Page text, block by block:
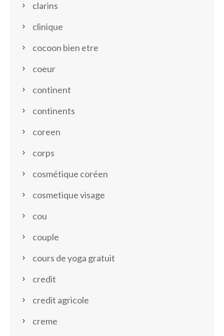
clarins
clinique
cocoon bien etre
coeur
continent
continents
coreen
corps
cosmétique coréen
cosmetique visage
cou
couple
cours de yoga gratuit
credit
credit agricole
creme